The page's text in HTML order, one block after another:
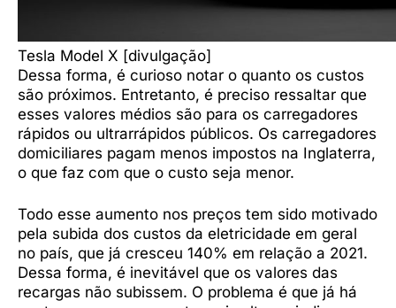
Tesla Model X [divulgação]
Dessa forma, é curioso notar o quanto os custos
são próximos. Entretanto, é preciso ressaltar que
esses valores médios são para os carregadores
rápidos ou ultrarrápidos públicos. Os carregadores
domiciliares pagam menos impostos na Inglaterra,
o que faz com que o custo seja menor.
Todo esse aumento nos preços tem sido motivado
pela subida dos custos da eletricidade em geral
no país, que já cresceu 140% em relação a 2021.
Dessa forma, é inevitável que os valores das
recargas não subissem. O problema é que já há